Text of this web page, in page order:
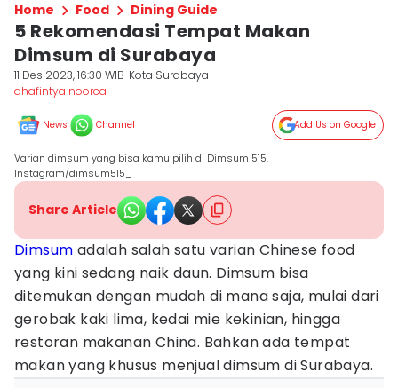
Home Food Dining Guide
5 Rekomendasi Tempat Makan
Dimsum di Surabaya
11 Des 2023, 16:30 WIB Kota Surabaya
dhafintya noorca
News Channel Add Us on Google
Varian dimsum yang bisa kamu pilih di Dimsum 515.
Instagram/dimsum515_
Share Article
Dimsum adalah salah satu varian Chinese food
yang kini sedang naik daun. Dimsum bisa
ditemukan dengan mudah di mana saja, mulai dari
gerobak kaki lima, kedai mie kekinian, hingga
restoran makanan China. Bahkan ada tempat
makan yang khusus menjual dimsum di Surabaya.